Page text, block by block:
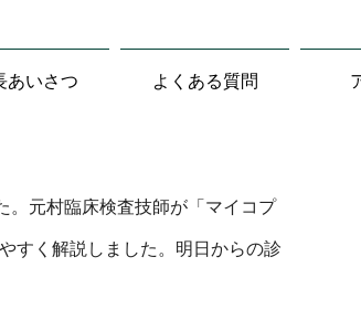
あいさつ よくある質問
。元村臨床検査技師が「マイコプ
すく解説しました。明日からの診